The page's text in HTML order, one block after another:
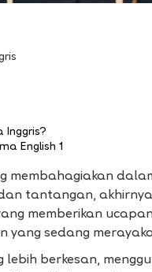
Inggris?
English 1
membahagiakan
tantangan,
memberikan
sedang
lebih berkesan,